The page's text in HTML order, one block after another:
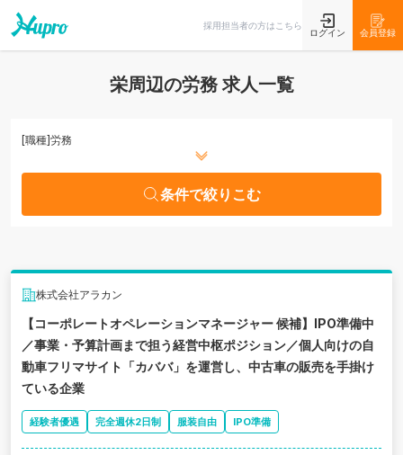
採用担当者の方はこちら
ログイン 会員登録
栄周辺の労務 求人一覧
[職種]労務
条件で絞りこむ
株式会社アラカン
【コーポレートオペレーションマネージャー 候補】IPO準備中
／事業・予算計画まで担う経営中枢ポジション／個人向けの自
動車フリマサイト「カババ」を運営し、中古車の販売を手掛け
ている企業
経験者優遇 完全週休2日制 服装自由 IPO準備